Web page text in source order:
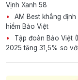
Vịnh Xanh 58
AM Best khẳng
hiểm Bảo Việt
Tập đoàn Bảo Việt
2025 tăng 31,5% so